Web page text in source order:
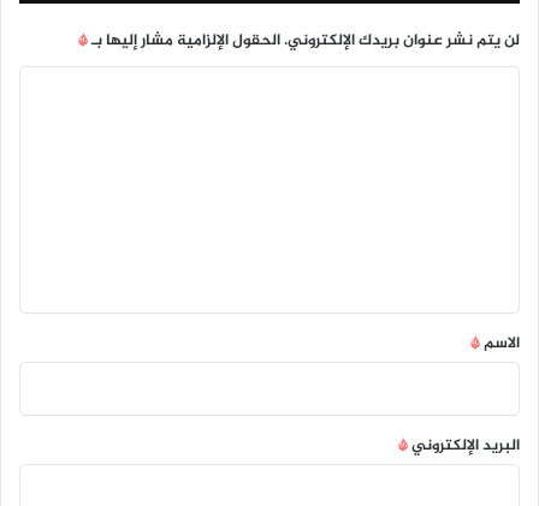
لن يتم نشر عنوان بريدك الإلكتروني.الحقول الإلزامية مشار إليها بـ*
*
الاسم*
البريد الإلكتروني*